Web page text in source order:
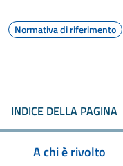
Normativa di riferimento
INDICE DELLA PAGINA
A chi è rivolto